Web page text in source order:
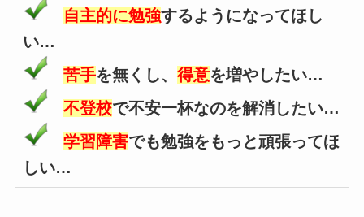
自主的に勉強するようになってほし
い…
苦手を無くし、 得意を増やしたい…
不登校で不安一杯なのを解消したい…
学習障害でも勉強をもっと頑張ってほ
しい…